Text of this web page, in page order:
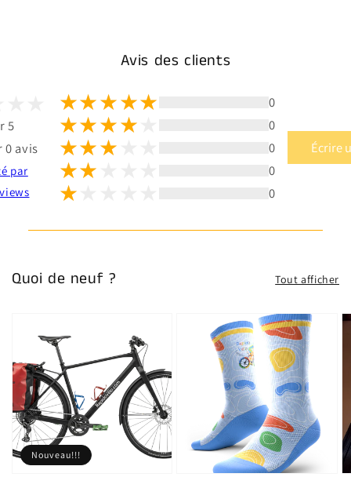
Avis des clients
5
0 avis
par
0
0
0
0
0
Écrire
Quoi de neuf ? Tout afficher
Nouveau!!!